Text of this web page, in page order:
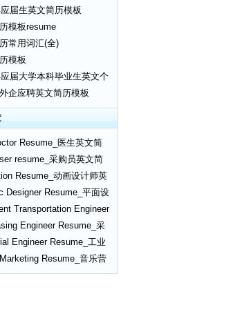
届生英文简历模板
模板resume
常用词汇(全)
模板
届大学本科毕业生英文个
企应聘英文简历模板
Resume_医生英文简
resume_采购员英文简
Resume_动画设计师英
Designer Resume_平面设
简历
Transportation Engineer
交通算法工程师英文简历
Engineer Resume_采
英文简历
Engineer Resume_工业
文简历 Resume_音乐营
历